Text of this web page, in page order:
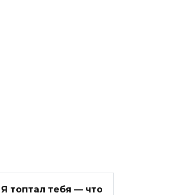
Я топтал тебя — что